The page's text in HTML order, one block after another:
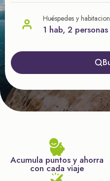
Huéspedes y
1 hab, 2 personas
Acumula puntos y ahorra
con cada viaje